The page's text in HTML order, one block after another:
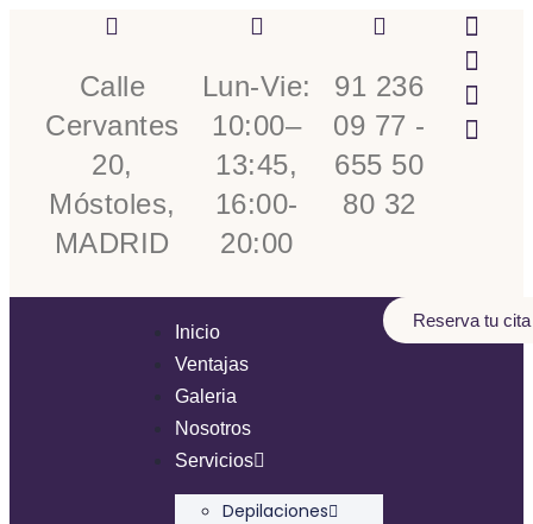
Calle
Cervantes
20,
Móstoles,
MADRID
Lun-Vie:
10:00–
13:45,
16:00-
20:00
91 236
09 77 -
655 50
80 32
Inicio
Ventajas
Galeria
Nosotros
Servicios
Depilaciones
Reserva tu cita